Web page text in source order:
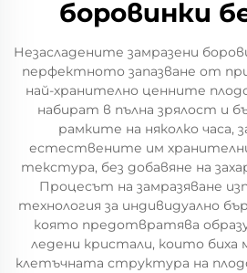
боровинки
Незасладените замразени
перфектното запазване от
най-хранително ценните
набират в пълна зрялост и
рамките на няколко часа,
естествените им
текстура, без добавяне на
Процесът на замразяване
технология за индивидуално
която предотвратява
ледени кристали, които биха
клетъчната структура на